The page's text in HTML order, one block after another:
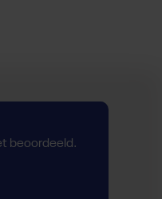
beoordeeld.